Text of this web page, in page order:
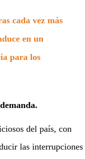
cada vez más
en un
para los
del país, con
las interrupciones